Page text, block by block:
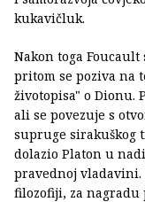
kukavičluk.
Nakon toga
pritom se poziva na
životopisa" o Dionu.
ali se povezuje s
supruge sirakuškog
dolazio Platon u
pravednoj vladavini.
filozofiji, za